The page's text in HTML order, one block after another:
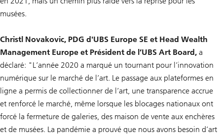
musées.
Christl Novakovic, PDG d'UBS Europe SE et Head Wealth
Management Europe et Président de l’UBS Art Board, a
déclaré: "L’année 2020 a marqué un tournant pour l’innovation
numérique sur le marché de l’art. Le passage aux plateformes en
ligne a permis de collectionner de l’art, une transparence accrue
et renforcé le marché, même lorsque les blocages nationaux ont
forcé la fermeture de galeries, des maison de vente aux enchères
et de musées. La pandémie a prouvé que nous avons besoin d’art